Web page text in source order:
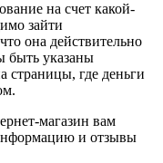
на счет какой-
зайти
она действительно
быть указаны
страницы, где деньги
магазин вам
и отзывы